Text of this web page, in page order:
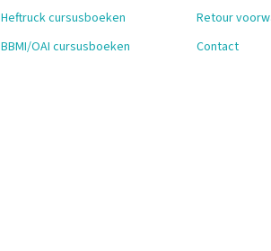
Heftruck cursusboeken
BBMI/OAI cursusboeken
Retour
Contact